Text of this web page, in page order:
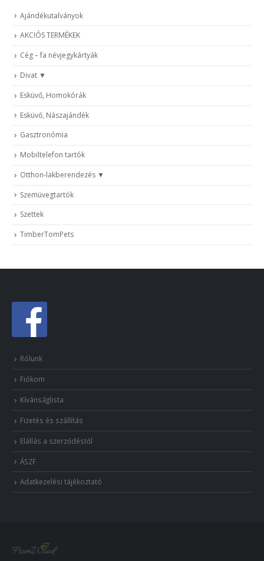
Ajándékutalványok
AKCIÓS TERMÉKEK
Cég – fa névjegykártyák
Divat
Esküvő, Homokórák
Esküvő, Nászajándék
Gasztronómia
Mobiltelefon tartók
Otthon-lakberendezés
Szemüvegtartók
Szettek
TimberTomPets
Rólunk
Fiókom
Kívánságlista
Fizetés és szállítás
Elállás a szerződéstől
ÁSZF
Adatkezelési tájékoztató